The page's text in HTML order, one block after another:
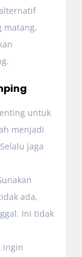
matang,
untuk
menjadi
jaga
ada,
Ini tidak
ingin